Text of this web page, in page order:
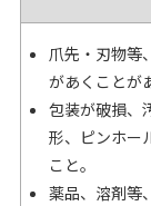
爪先・刃物等
があくことが
包装が破損、
形、ピンホー
こと。
薬品、溶剤等